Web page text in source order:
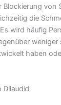
Blockierung von
die
wird häufig
weniger
haben
Dilaudid